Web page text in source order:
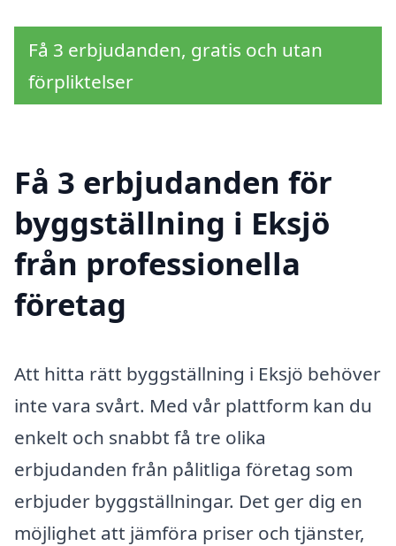
Få 3 erbjudanden, gratis och utan
förpliktelser
Få 3 erbjudanden för
byggställning i Eksjö
från professionella
företag
Att hitta rätt byggställning i Eksjö behöver
inte vara svårt. Med vår plattform kan du
enkelt och snabbt få tre olika
erbjudanden från pålitliga företag som
erbjuder byggställningar. Det ger dig en
möjlighet att jämföra priser och tjänster,